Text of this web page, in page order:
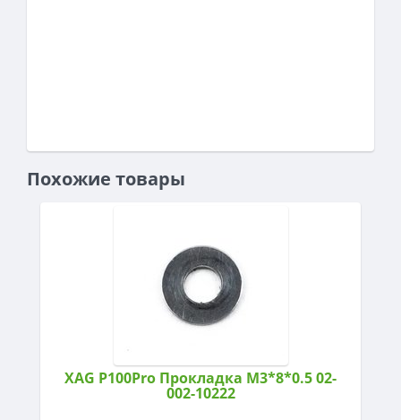
Похожие товары
XAG P100Pro Прокладка M3*8*0.5 02-
002-10222